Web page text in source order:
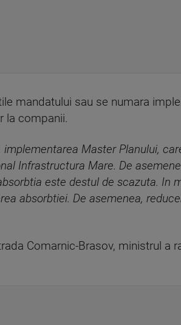
mandatului sau se numara
la companii.
Master Planului,
Infrastructura Mare. De
este destul de scazuta. In
absorbtiei. De asemenea,
Comarnic-Brasov, ministrul a